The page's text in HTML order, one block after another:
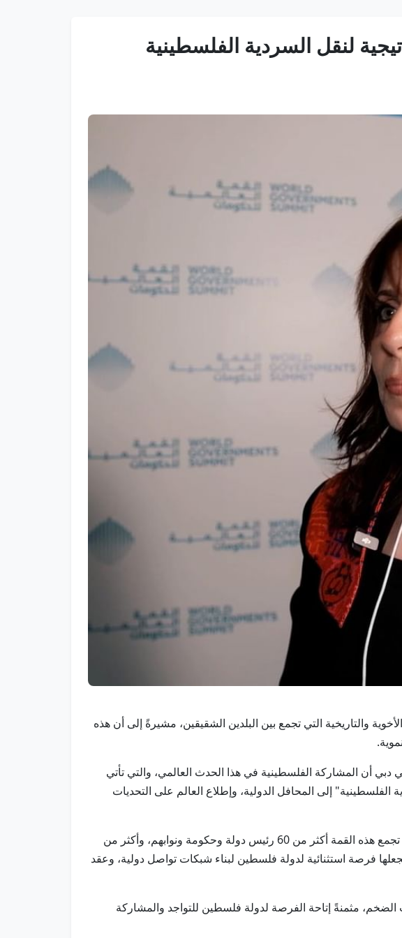
لنقل السردية الفلسطينية
والتاريخية التي تجمع بين البلدين الشقيقين، مشيرةً إلى أن هذه
أن المشاركة الفلسطينية في هذا الحدث العالمي، والتي تأتي
إلى المحافل الدولية، وإطلاع العالم على التحديات
وأشادت سعادة السفيرة بالدور الحيوي الذي تلعبه القمة كمنصة تجمع قادة الفكر وصناع القرار، قائلة: تجمع هذه القمة أكثر من 60 رئيس دولة وحكومة ونوابهم، وأكثر من
مما يجعلها فرصة استثنائية لدولة فلسطين لبناء شبكات تواصل دولية، وعقد
الضخم، مثمنةً إتاحة الفرصة لدولة فلسطين للتواجد والمشاركة